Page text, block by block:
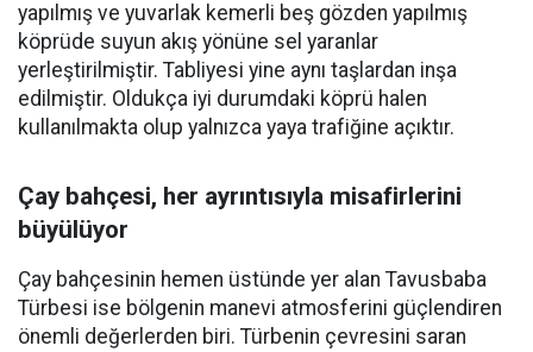
yapılmış ve yuvarlak kemerli beş gözden yapılmış
köprüde suyun akış yönüne sel yaranlar
yerleştirilmiştir. Tabliyesi yine aynı taşlardan inşa
edilmiştir. Oldukça iyi durumdaki köprü halen
kullanılmakta olup yalnızca yaya trafiğine açıktır.
Çay bahçesi, her ayrıntısıyla misafirlerini
büyülüyor
Çay bahçesinin hemen üstünde yer alan Tavusbaba
Türbesi ise bölgenin manevi atmosferini güçlendiren
önemli değerlerden biri. Türbenin çevresini saran